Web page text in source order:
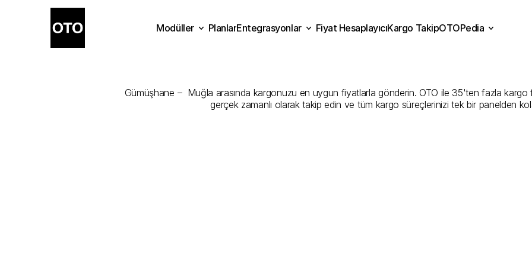
Gümüşhane –  Muğla arasında kargonuzu en uygun fiyatlarla gönderin. OTO ile 35'ten fazla kargo
gerçek zamanlı olarak takip edin ve tüm kargo süreçlerinizi tek bir panelden
Modüller
PlanlarEntegrasyonlar
Fiyat HesaplayıcıKargo TakipOTOPedia